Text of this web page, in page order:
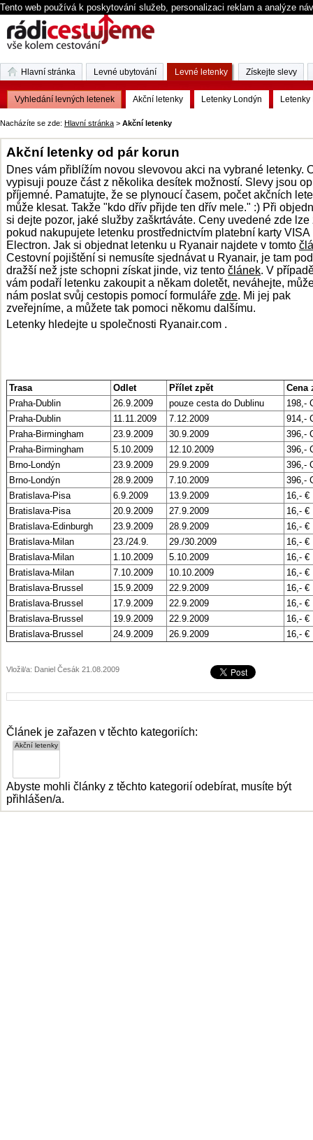
Tento web používá k poskytování služeb, personalizaci reklam a analýze
Nacházíte se zde: Hlavní stránka > Akční letenky
Akční letenky od pár korun
Dnes vám přiblížím novou slevovou akci na vybrané letenky.
vypisuji pouze část z několika desítek možností. Slevy jsou
příjemné. Pamatujte, že se plynoucí časem, počet akčních
může klesat. Takže "kdo dřív přijde ten dřív mele." :) Při
si dejte pozor, jaké služby zaškrtáváte. Ceny uvedené zde lze
pokud nakupujete letenku prostřednictvím platební karty VISA
Electron. Jak si objednat letenku u Ryanair najdete v tomto
Cestovní pojištění si nemusíte sjednávat u Ryanair, je tam
dražší než jste schopni získat jinde, viz tento článek. V
vám podaří letenku zakoupit a někam doletět, neváhejte,
nám poslat svůj cestopis pomocí formuláře zde. Mi jej pak
zveřejníme, a můžete tak pomoci někomu dalšímu.
Letenky hledejte u společnosti Ryanair.com .
Trasa Odlet Přílet zpět Cena
Praha-Dublin
26.9.2009 pouze cesta do Dublinu
198,-
Praha-Dublin
11.11.2009 7.12.2009
914,-
Praha-Birmingham
23.9.2009 30.9.2009
396,-
Praha-Birmingham
5.10.2009 12.10.2009
396,-
Brno-Londýn
23.9.2009 29.9.2009
396,-
Brno-Londýn
28.9.2009 7.10.2009
396,-
Bratislava-Pisa
6.9.2009 13.9.2009 16,- €
Bratislava-Pisa
20.9.2009 27.9.2009 16,- €
Bratislava-Edinburgh
23.9.2009 28.9.2009
16,- €
Bratislava-Milan
23./24.9. 29./30.2009
16,- €
Bratislava-Milan
1.10.2009 5.10.2009 16,- €
Bratislava-Milan
7.10.2009 10.10.2009 16,- €
Bratislava-Brussel
15.9.2009 22.9.2009 16,- €
Bratislava-Brussel
17.9.2009 22.9.2009 16,- €
Bratislava-Brussel
19.9.2009 22.9.2009 16,- €
Bratislava-Brussel
24.9.2009 26.9.2009 16,- €
Vložil/a: Daniel Česák 21.08.2009
Článek je zařazen v těchto kategoriích:
Abyste mohli články z těchto kategorií odebírat, musíte být
přihlášen/a.
Hlavní stránka Levné ubytování Levné letenky
Vyhledání levných letenek Akční letenky Letenky Londýn Letenky
Získejte slevy